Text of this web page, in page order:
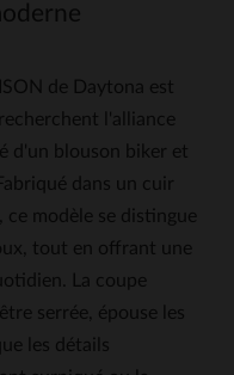
de Daytona est
l'alliance
d'un blouson biker et
dans un cuir
modèle se distingue
tout en offrant une
La coupe
serrée, épouse les
les détails